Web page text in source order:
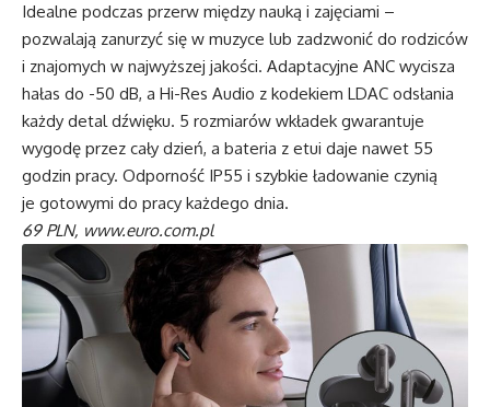
Idealne podczas przerw między nauką i zajęciami –
pozwalają zanurzyć się w muzyce lub zadzwonić do rodziców
i znajomych w najwyższej jakości. Adaptacyjne ANC wycisza
hałas do -50 dB, a Hi-Res Audio z kodekiem LDAC odsłania
każdy detal dźwięku. 5 rozmiarów wkładek gwarantuje
wygodę przez cały dzień, a bateria z etui daje nawet 55
godzin pracy. Odporność IP55 i szybkie ładowanie czynią
je gotowymi do pracy każdego dnia.
69 PLN, www.euro.com.pl